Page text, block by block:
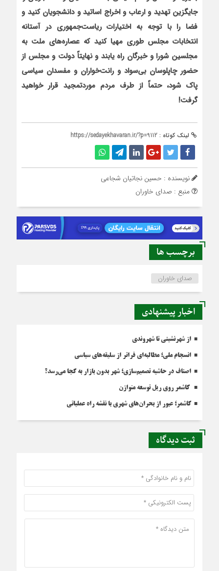
جایگزین تهدید و ارعاب و اخراج اساتید و دانشجویان کنید و
فضا را با توجه به اختیارات ریاست‌جمهوری در آستانه
انتخابات مجلس طوری مهیا کنید که عصاره‌های ملت به
مجلسین شورا و خبرگان راه یابند و نهایتاً دولت و مجلس از
حضور چاپلوسان بی‌سواد و رانت‌خواران و مفسدان سیاسی
پاک شود، حتماً از طرف مردم موردتمجید قرار خواهید
گرفت!
لینک کوتاه : https://sedayekhavaran.ir/?p=9112
نویسنده : حسین نجاتیان شجاعی
منبع : صدای خاوران
برچسب ها
صدای خاوران
اخبار پیشنهادی
از شهرنشینی تا شهروندی
انسجام ملی؛ مطالبه‌ای فراتر از سلیقه‌های سیاسی
اصناف در حاشیه تصمیم‌سازی؛ شهر بدون بازار به کجا می‌رسد؟
کاشمر روی ریل توسعه متوازن
کاشمر؛ عبور از بحران‌های شهری با نقشه راه عملیاتی
ثبت دیدگاه